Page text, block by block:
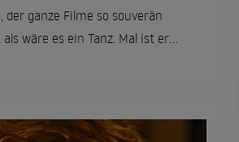
der ganze Filme so souverän
wäre es ein Tanz. Mal ist er
Astronaut, mal Pilot, mal
Hanks gewann zwei